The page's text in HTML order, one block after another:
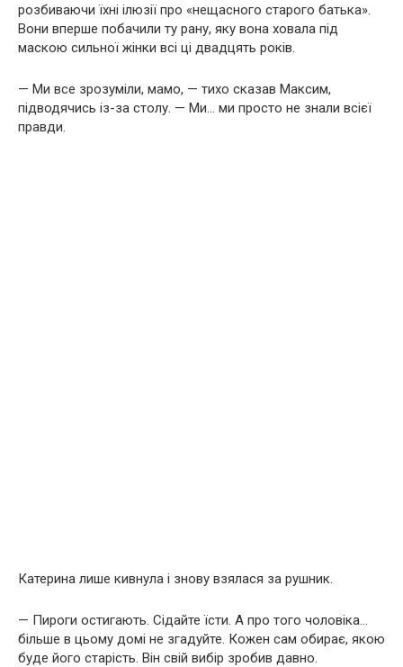
розбиваючи їхні ілюзії про «нещасного старого батька».
Вони вперше побачили ту рану, яку вона ховала під
маскою сильної жінки всі ці двадцять років.
— Ми все зрозуміли, мамо, — тихо сказав Максим,
підводячись із-за столу. — Ми… ми просто не знали всієї
правди.
Катерина лише кивнула і знову взялася за рушник.
— Пироги остигають. Сідайте їсти. А про того чоловіка…
більше в цьому домі не згадуйте. Кожен сам обирає, якою
буде його старість. Він свій вибір зробив давно.